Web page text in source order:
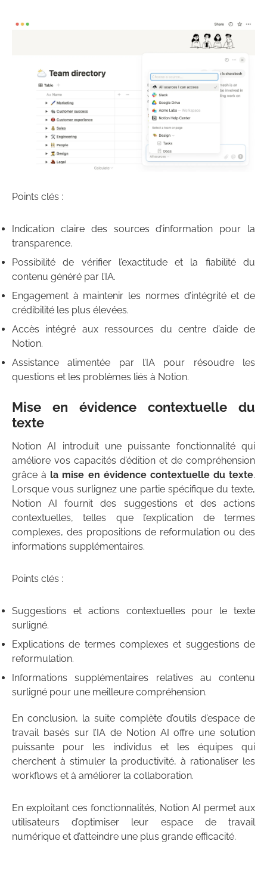
Points clés :
Indication claire des sources d’information pour la
transparence.
Possibilité de vérifier l’exactitude et la fiabilité du
contenu généré par l’IA.
Engagement à maintenir les normes d’intégrité et de
crédibilité les plus élevées.
Accès intégré aux ressources du centre d’aide de
Notion.
Assistance alimentée par l’IA pour résoudre les
questions et les problèmes liés à Notion.
Mise en évidence contextuelle du
texte
Notion AI introduit une puissante fonctionnalité qui
améliore vos capacités d’édition et de compréhension
grâce à la mise en évidence contextuelle du texte.
Lorsque vous surlignez une partie spécifique du texte,
Notion AI fournit des suggestions et des actions
contextuelles, telles que l’explication de termes
complexes, des propositions de reformulation ou des
informations supplémentaires.
Points clés :
Suggestions et actions contextuelles pour le texte
surligné.
Explications de termes complexes et suggestions de
reformulation.
Informations supplémentaires relatives au contenu
surligné pour une meilleure compréhension.
En conclusion, la suite complète d’outils d’espace de
travail basés sur l’IA de Notion AI offre une solution
puissante pour les individus et les équipes qui
cherchent à stimuler la productivité, à rationaliser les
workflows et à améliorer la collaboration.
En exploitant ces fonctionnalités, Notion AI permet aux
utilisateurs d’optimiser leur espace de travail
numérique et d’atteindre une plus grande efficacité.